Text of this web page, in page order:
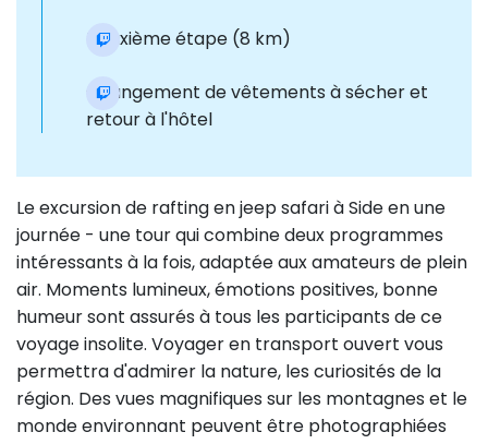
Deuxième étape (8 km)
Changement de vêtements à sécher et
retour à l'hôtel
Le excursion de rafting en jeep safari à Side en une
journée - une tour qui combine deux programmes
intéressants à la fois, adaptée aux amateurs de plein
air. Moments lumineux, émotions positives, bonne
humeur sont assurés à tous les participants de ce
voyage insolite. Voyager en transport ouvert vous
permettra d'admirer la nature, les curiosités de la
région. Des vues magnifiques sur les montagnes et le
monde environnant peuvent être photographiées